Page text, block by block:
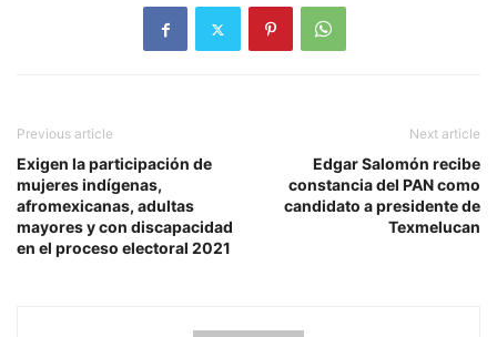
Previous article
Exigen la participación de
mujeres indígenas,
afromexicanas, adultas
mayores y con discapacidad
en el proceso electoral 2021
Next article
Edgar Salomón recibe
constancia del PAN como
candidato a presidente de
Texmelucan